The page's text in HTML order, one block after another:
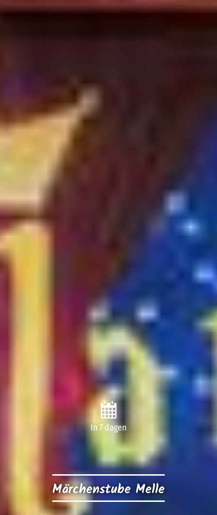
In 7 dagen
Märchenstube Melle